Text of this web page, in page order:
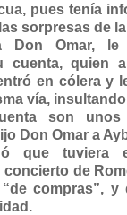
pues tenía
sorpresas de
Don Omar,
cuenta, quien
en cólera y
vía,
son unos
Don Omar a
que tuviera
concierto de
compras”,